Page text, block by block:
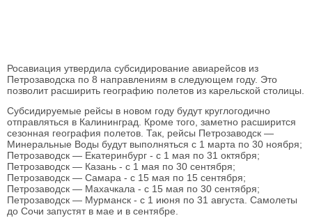
Росавиация утвердила субсидирование авиарейсов из
Петрозаводска по 8 направлениям в следующем году. Это
позволит расширить географию полетов из карельской столицы.
Субсидируемые рейсы в новом году будут круглогодично
отправляться в Калининград. Кроме того, заметно расширится
сезонная география полетов. Так, рейсы Петрозаводск —
Минеральные Воды будут выполняться с 1 марта по 30 ноября;
Петрозаводск — Екатеринбург - с 1 мая по 31 октября;
Петрозаводск — Казань - с 1 мая по 30 сентября;
Петрозаводск — Самара - с 15 мая по 15 сентября;
Петрозаводск — Махачкала - с 15 мая по 30 сентября;
Петрозаводск — Мурманск - с 1 июня по 31 августа. Самолеты
до Сочи запустят в мае и в сентябре.